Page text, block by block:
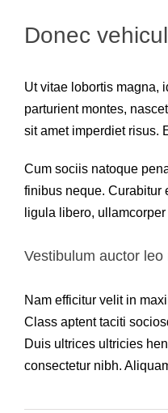
Donec
Ut vitae lobortis magna,
parturient montes,
sit amet imperdiet risus.
Cum sociis natoque
finibus neque. Curabitur
ligula libero,
Vestibulum auctor leo
Nam efficitur velit in
Class aptent taciti
Duis ultrices ultricies
consectetur nibh.